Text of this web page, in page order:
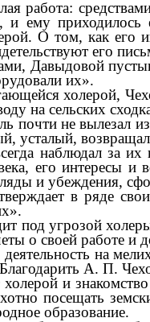
работа:
и ему
О том, как его
его
Давыдовой
их».
холерой,
на сельских
почти не вылезал
усталый,
наблюдал за
его интересы
и убеждения,
в ряде
под угрозой
о своей работе и
на
А. П.
и
посещать
образование.